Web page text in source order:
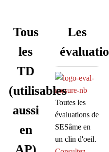
Tous
les
TD
(utilisables
aussi
en
Les
Toutes les
évaluations de
SESâme en
un clin d'oeil.